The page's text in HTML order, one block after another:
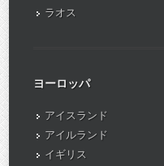
ラオス
ヨーロッパ
アイスランド
アイルランド
イギリス